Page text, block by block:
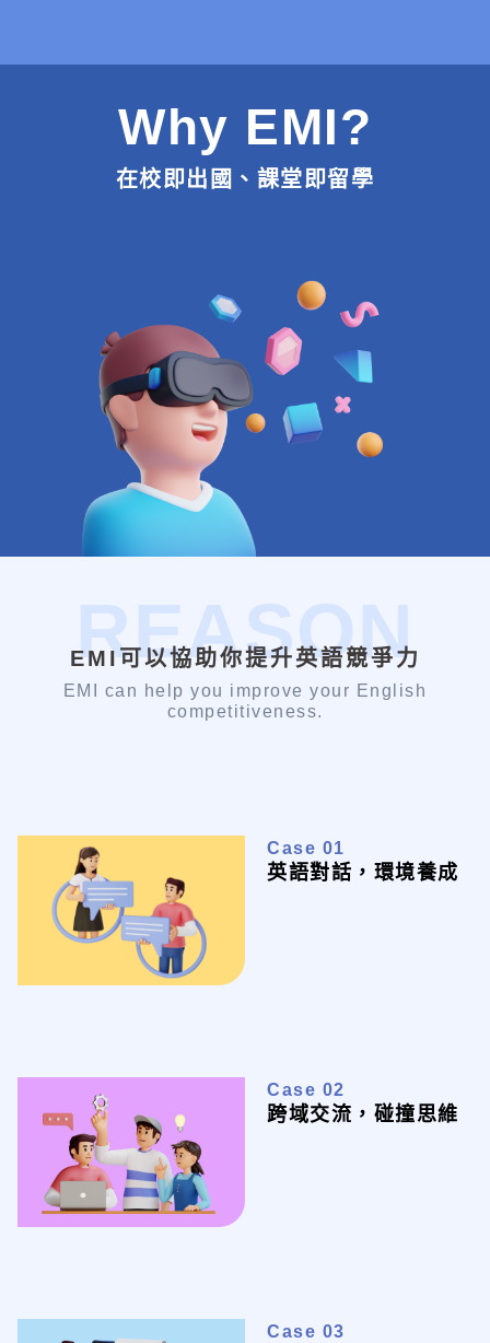
Why EMI?
在校即出國、課堂即留學
REASON
EMI可以協助你提升英語競爭力
EMI can help you improve your English
competitiveness.
Case 01
英語對話，環境養成
Case 02
跨域交流，碰撞思維
Case 03